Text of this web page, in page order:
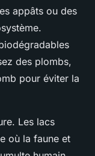
appâts ou des
des plombs,
pour éviter la
Les lacs
où la faune et